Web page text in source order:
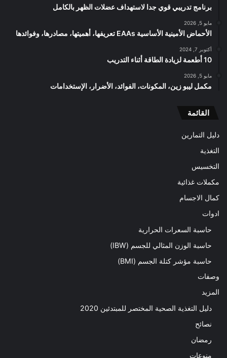
برنامج تدريبي قوي جدا لاستهداف عضلات الظهر بالكامل
مايو 5, 2026
الأحماض الأمينية الأساسية EAAs تعريفها، أهميتها، مصادرها، وفوائدها
أكتوبر 7, 2024
10 أطعمة لزيادة الطاقة أثناء التدريب
مايو 5, 2026
مكمل ليبو زين، المكونات، الفوائد، الأضرار، الإستخدامات
القائمة
دليل التمارين
التغذية
التخسيس
مكملات غذائية
كمال الاجسام
ادوات
حاسبة السعرات الحرارية
حاسبة الوزن المثالي للجسم (IBW)
حاسبة مؤشر كتلة الجسم (BMI)
وصفات
المزيد
دليل التغذية الصحية المختصر للمبتدئين 2020​
نصائح
رمضان
منوعات